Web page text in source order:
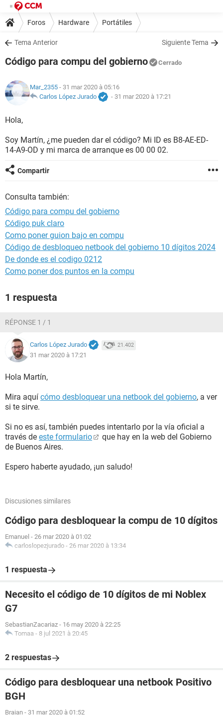
Foros Hardware Portátiles
Tema Anterior Siguiente Tema
Código para compu del gobierno Cerrado
Mar_2355 - 31 mar 2020 à 05:16
Carlos López Jurado
- 31 mar 2020 à 17:21
Hola,
Soy Martín, ¿me pueden dar el código? Mi ID es B8-AE-ED-
14-A9-OD y mi marca de arranque es 00 00 02.
Compartir
Consulta también:
Código para compu del gobierno
Código puk claro
Como poner guion bajo en compu
Código de desbloqueo netbook del gobierno 10 dígitos 2024
De donde es el codigo 0212
Como poner dos puntos en la compu
1 respuesta
RÉPONSE 1 / 1
Carlos López Jurado 21.402
31 mar 2020 à 17:21
Hola Martín,
Mira aquí cómo desbloquear una netbook del gobierno, a ver
si te sirve.
Si no es así, también puedes intentarlo por la vía oficial a
través de este formulario
que hay en la web del Gobierno
de Buenos Aires.
Espero haberte ayudado, ¡un saludo!
Discusiones similares
Código para desbloquear la compu de 10 dígitos
Emanuel - 26 mar 2020 à 01:02
carloslopezjurado - 26 mar 2020 à 13:34
1 respuesta
Necesito el código de 10 dígitos de mi Noblex
G7
SebastianZacariaz - 16 may 2020 à 22:25
Tomaa - 8 jul 2021 à 20:45
2 respuestas
Código para desbloquear una netbook Positivo
BGH
Braian - 31 mar 2020 à 01:52